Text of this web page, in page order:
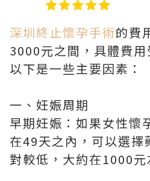
深圳終止懷孕手術的費
3000元之間，具體費用
以下是一些主要因素：
一、妊娠周期
早期妊娠：如果女性懷
在49天之內，可以選擇
對較低，大約在1000元